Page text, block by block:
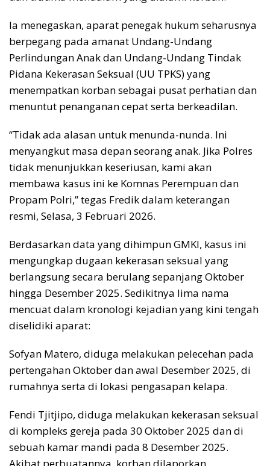
Ia menegaskan, aparat penegak hukum seharusnya
berpegang pada amanat Undang-Undang
Perlindungan Anak dan Undang-Undang Tindak
Pidana Kekerasan Seksual (UU TPKS) yang
menempatkan korban sebagai pusat perhatian dan
menuntut penanganan cepat serta berkeadilan.
“Tidak ada alasan untuk menunda-nunda. Ini
menyangkut masa depan seorang anak. Jika Polres
tidak menunjukkan keseriusan, kami akan
membawa kasus ini ke Komnas Perempuan dan
Propam Polri,” tegas Fredik dalam keterangan
resmi, Selasa, 3 Februari 2026.
Berdasarkan data yang dihimpun GMKI, kasus ini
mengungkap dugaan kekerasan seksual yang
berlangsung secara berulang sepanjang Oktober
hingga Desember 2025. Sedikitnya lima nama
mencuat dalam kronologi kejadian yang kini tengah
diselidiki aparat:
Sofyan Matero, diduga melakukan pelecehan pada
pertengahan Oktober dan awal Desember 2025, di
rumahnya serta di lokasi pengasapan kelapa.
Fendi Tjitjipo, diduga melakukan kekerasan seksual
di kompleks gereja pada 30 Oktober 2025 dan di
sebuah kamar mandi pada 8 Desember 2025.